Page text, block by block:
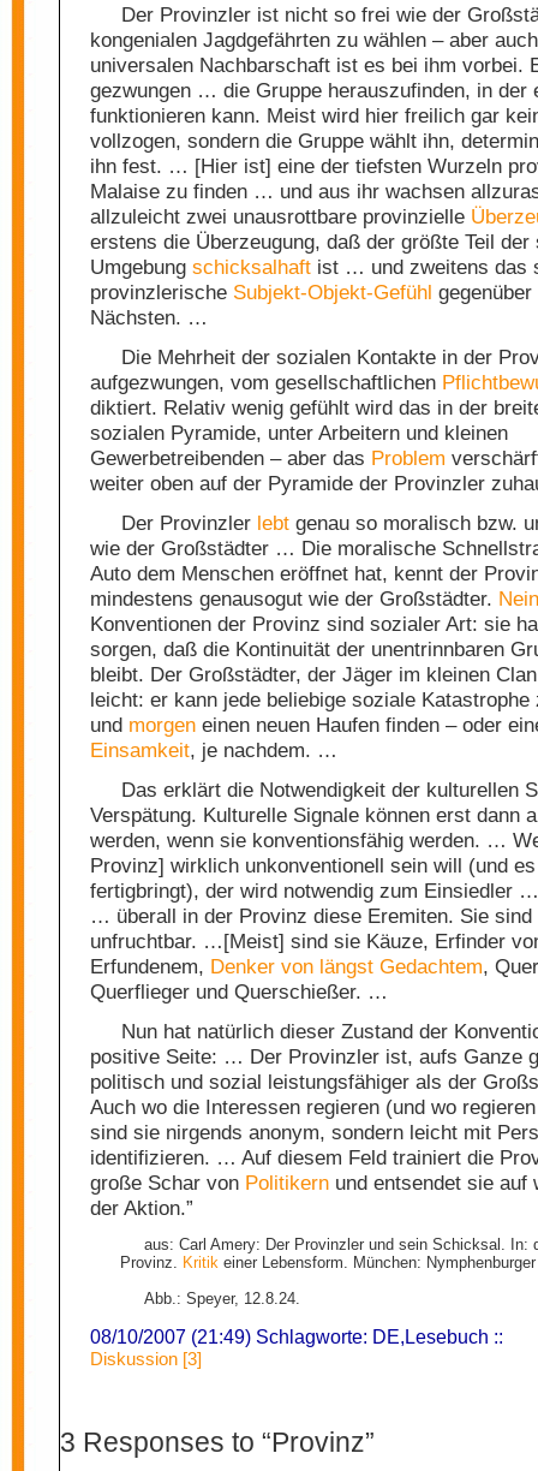
Der Provinzler ist nicht so frei wie der
kongenialen Jagdgefährten zu wählen – aber
universalen Nachbarschaft ist es bei ihm vorbei.
gezwungen … die Gruppe herauszufinden, in der
funktionieren kann. Meist wird hier freilich gar
vollzogen, sondern die Gruppe wählt ihn,
ihn fest. … [Hier ist] eine der tiefsten Wurzeln
Malaise zu finden … und aus ihr wachsen
allzuleicht zwei unausrottbare provinzielle
erstens die Überzeugung, daß der größte Teil der
Umgebung schicksalhaft ist … und zweitens das
provinzlerische Subjekt-Objekt-Gefühl gegenüber
Nächsten. …
Die Mehrheit der sozialen Kontakte in der
aufgezwungen, vom gesellschaftlichen
diktiert. Relativ wenig gefühlt wird das in der
sozialen Pyramide, unter Arbeitern und kleinen
Gewerbetreibenden – aber das Problem
weiter oben auf der Pyramide der Provinzler
Der Provinzler lebt genau so moralisch bzw.
wie der Großstädter … Die moralische
Auto dem Menschen eröffnet hat, kennt der
mindestens genausogut wie der Großstädter. Nein
Konventionen der Provinz sind sozialer Art: sie
sorgen, daß die Kontinuität der unentrinnbaren
bleibt. Der Großstädter, der Jäger im kleinen
leicht: er kann jede beliebige soziale
und morgen einen neuen Haufen finden – oder
Einsamkeit, je nachdem. …
Das erklärt die Notwendigkeit der kulturellen
Verspätung. Kulturelle Signale können erst dann
werden, wenn sie konventionsfähig werden. …
Provinz] wirklich unkonventionell sein will (und
fertigbringt), der wird notwendig zum Einsiedler
… überall in der Provinz diese Eremiten. Sie sind
unfruchtbar. …[Meist] sind sie Käuze, Erfinder
Erfundenem, Denker von längst Gedachtem,
Querflieger und Querschießer. …
Nun hat natürlich dieser Zustand der
positive Seite: … Der Provinzler ist, aufs Ganze
politisch und sozial leistungsfähiger als der
Auch wo die Interessen regieren (und wo
sind sie nirgends anonym, sondern leicht mit
identifizieren. … Auf diesem Feld trainiert die
große Schar von Politikern und entsendet sie auf
der Aktion.”
aus: Carl Amery: Der Provinzler und sein Schicksal. In:
Provinz. Kritik einer Lebensform. München:
Abb.: Speyer, 12.8.24.
08/10/2007 (21:49) Schlagworte: DE Lesebuch ::
Diskussion [3]
3 Responses to “Provinz”